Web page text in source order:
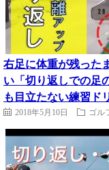
右足に体重が残った
い「切り返しでの足
も目立たない練習ド
2018年5月10日 ゴル